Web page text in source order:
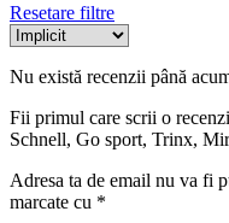
Resetare filtre
Nu există recenzii până
Fii primul care scrii o
Schnell, Go sport, Trinx,
Adresa ta de email nu va fi
marcate cu *